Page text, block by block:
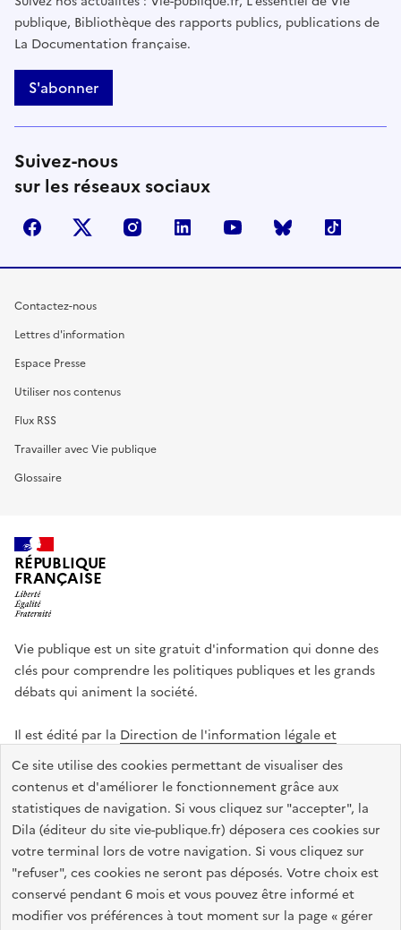
Ce site utilise des cookies permettant de visualiser des
contenus et d'améliorer le fonctionnement grâce aux
statistiques de navigation. Si vous cliquez sur "accepter", la
Dila (éditeur du site vie-publique.fr) déposera ces cookies sur
votre terminal lors de votre navigation. Si vous cliquez sur
"refuser", ces cookies ne seront pas déposés. Votre choix est
conservé pendant 6 mois et vous pouvez être informé et
modifier vos préférences à tout moment sur la page « gérer
publique, Bibliothèque des rapports publics, publications de
La Documentation française.
S'abonner
Suivez-nous
sur les réseaux sociaux
facebook X (anciennement Twitter)
instagramlinkedin youtube Bluesky
Contactez-nous
Lettres d'information
Espace Presse
Utiliser nos contenus
Flux RSS
Travailler avec Vie publique
Glossaire
RÉPUBLIQUE
FRANÇAISE
Vie publique est un site gratuit d'information qui donne des
clés pour comprendre les politiques publiques et les grands
débats qui animent la société.
Il est édité par la Direction de l'information légale et
administrative
legifrance.gouv.fr info.gouv.fr
data.gouv.fr
service-public.gouv.fr
Accessibilité : totalement conforme Données personnelles